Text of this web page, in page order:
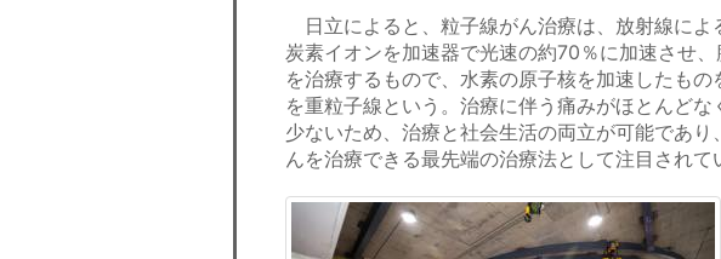
日立によると、粒子線がん治療は、放射線に
炭素イオンを加速器で光速の約70％に加速させ
を治療するもので、水素の原子核を加速したも
を重粒子線という。治療に伴う痛みがほとんど
少ないため、治療と社会生活の両立が可能であ
んを治療できる最先端の治療法として注目されて